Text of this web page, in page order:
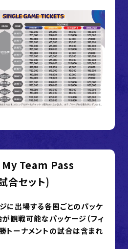
Team Pass
合セット)
に出場する各国ごとのパッケ
観戦可能なパッケージ（フィ
トーナメントの試合は含まれ